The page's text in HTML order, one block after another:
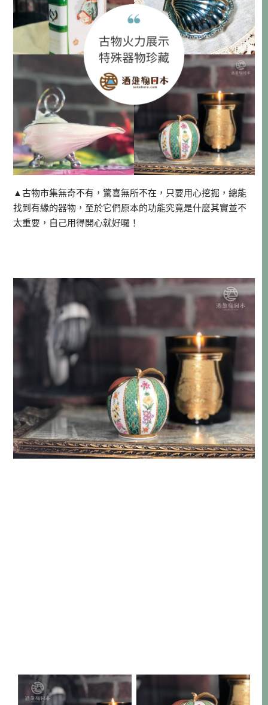
▲古物市集無奇不有，驚喜無所不在，只要用心挖掘，總能
找到有緣的器物，至於它們原本的功能究竟是什麼其實並不
太重要，自己用得開心就好囉！